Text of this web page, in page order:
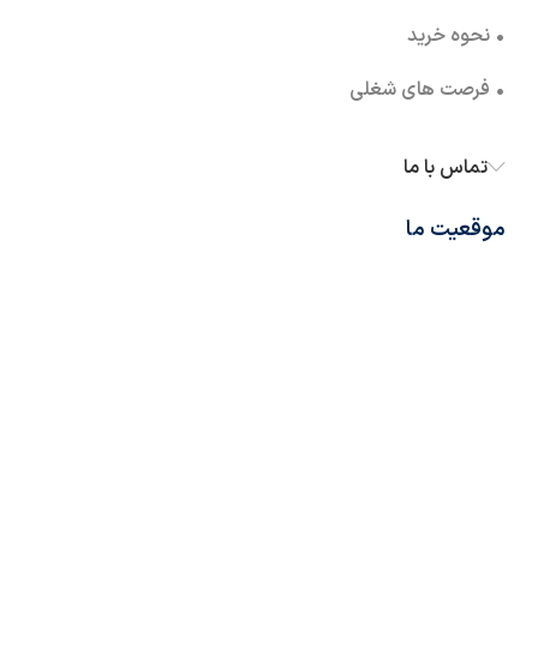
• نحوه خرید
• فرصت های شغلی
تماس با ما
موقعیت ما